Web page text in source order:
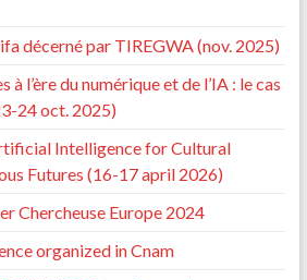
décerné par TIREGWA (nov. 2025)
à l’ère du numérique et de l’IA : le cas
24 oct. 2025)
Intelligence for Cultural
Futures (16-17 april 2026)
Chercheuse Europe 2024
organized in Cnam